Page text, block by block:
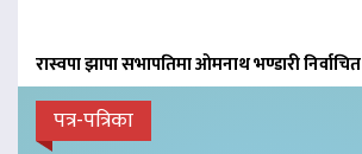
रास्वपा झापा सभापतिमा ओमनाथ भण्डारी निर्वाचित
पत्र-पत्रिका